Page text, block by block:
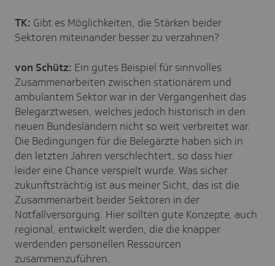
TK: Gibt es Möglichkeiten, die Stärken beider
Sektoren miteinander besser zu verzahnen?
von Schütz: Ein gutes Beispiel für sinnvolles
Zusammenarbeiten zwischen stationärem und
ambulantem Sektor war in der Vergangenheit das
Belegarztwesen, welches jedoch historisch in den
neuen Bundesländern nicht so weit verbreitet war.
Die Bedingungen für die Belegärzte haben sich in
den letzten Jahren verschlechtert, so dass hier
leider eine Chance verspielt wurde. Was sicher
zukunftsträchtig ist aus meiner Sicht, das ist die
Zusammenarbeit beider Sektoren in der
Notfallversorgung. Hier sollten gute Konzepte, auch
regional, entwickelt werden, die die knapper
werdenden personellen Ressourcen
zusammenzuführen.